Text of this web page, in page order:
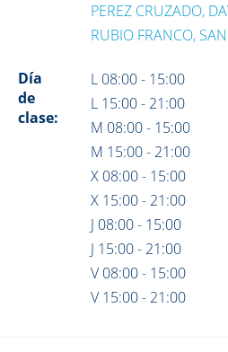
PEREZ CRUZADO,
RUBIO FRANCO,
Día
de
clase:
L 08:00 - 15:00
L 15:00 - 21:00
M 08:00 - 15:00
M 15:00 - 21:00
X 08:00 - 15:00
X 15:00 - 21:00
J 08:00 - 15:00
J 15:00 - 21:00
V 08:00 - 15:00
V 15:00 - 21:00